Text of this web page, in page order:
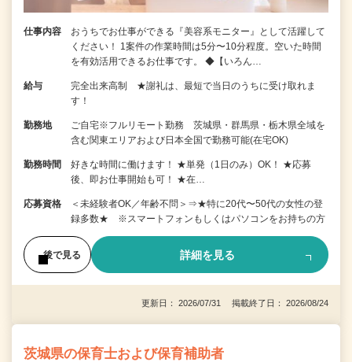
仕事内容
おうちでお仕事ができる『美容系モニター』として活躍して
ください！ 1案件の作業時間は5分〜10分程度。空いた時間
を有効活用できるお仕事です。 ◆【いろん…
給与
完全出来高制 ★謝礼は、最短で当日のうちに受け取れま
す！
勤務地
ご自宅※フルリモート勤務 茨城県・群馬県・栃木県全域を
含む関東エリアおよび日本全国で勤務可能(在宅OK)
勤務時間
好きな時間に働けます！ ★単発（1日のみ）OK！ ★応募
後、即お仕事開始も可！ ★在…
応募資格
＜未経験者OK／年齢不問＞⇒★特に20代〜50代の女性の登
録多数★ ※スマートフォンもしくはパソコンをお持ちの方
後で見る 詳細を見る
更新日： 2026/07/31 掲載終了日： 2026/08/24
茨城県の保育士および保育補助者